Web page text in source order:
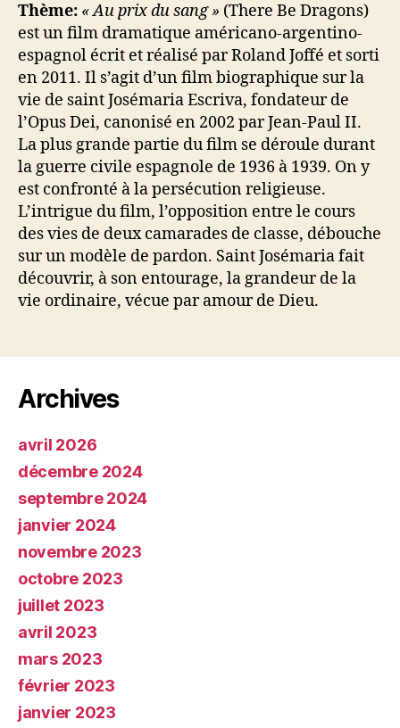
Thème: « Au prix du sang » (There Be Dragons)
est un film dramatique américano-argentino-
espagnol écrit et réalisé par Roland Joffé et sorti
en 2011. Il s’agit d’un film biographique sur la
vie de saint Josémaria Escriva, fondateur de
l’Opus Dei, canonisé en 2002 par Jean-Paul II.
La plus grande partie du film se déroule durant
la guerre civile espagnole de 1936 à 1939. On y
est confronté à la persécution religieuse.
L’intrigue du film, l’opposition entre le cours
des vies de deux camarades de classe, débouche
sur un modèle de pardon. Saint Josémaria fait
découvrir, à son entourage, la grandeur de la
vie ordinaire, vécue par amour de Dieu.
Archives
avril 2026
décembre 2024
septembre 2024
janvier 2024
novembre 2023
octobre 2023
juillet 2023
avril 2023
mars 2023
février 2023
janvier 2023